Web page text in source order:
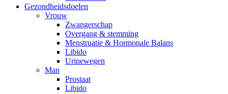
Gezondheidsdoelen
Vrouw
Zwangerschap
Overgang & stemming
Menstruatie & Hormonale Balans
Libido
Urinewegen
Man
Prostaat
Libido